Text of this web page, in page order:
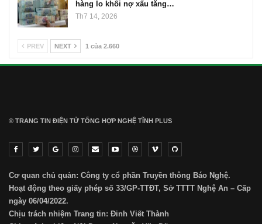
hàng lo khối nợ xấu tăng…
Th7 14, 2026
PREV NEXT 1 của 2.660
® TRANG TIN ĐIỆN TỬ ТỔNG HỢP NGHỆ TĨNH PLUS
Cơ quan chủ quản: Công ty cổ phần Truyền thông Báo Nghệ.
Hoạt động theo giấy phép số 33/GP-TTĐT, Sở TTTT Nghệ An – Cấp
ngày 06/04/2022.
Chịu trách nhiệm Trang tin: Đinh Viết Thành